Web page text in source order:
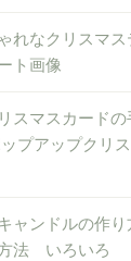
れなクリスマ
ト画像
スマスカード
プアップクリ
ャンドルの作り
法 いろいろ